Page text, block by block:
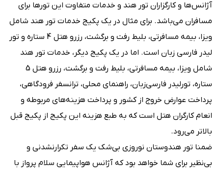
آژانس‌‌ها و کارگزاران تور هند و خدمات متفاوت این تورها برای
مسافران می‌باشد. برای مثال در یک پکیج خدمات تور هند شامل
ویزا، بیمه‌ مسافرتی، بلیط رفت و برگشت، رزرو هتل 4 ستاره و تور
لیدر فارسی زبان است. اما در یک پکیج دیگر، خدمات تور هند
شامل ویزا، بیمه‌ مسافرتی، بلیط رفت و برگشت، رزرو هتل 5
ستاره، تورلیدر فارسی‌زبان، راهنمای محلی، ترانسفر فرودگاهی،
پرداخت عوارض خروج از کشور و پرداخت هزینه‌‌های مربوطه و
انعام کارگران هتل است که به طبع هزینه‌ این پکیج از پکیج قبل
بالاتر می‌رود.
ضمنا تور هندوستان نوروزی بی‌شک یک سفر تکرارنشدنی و
بی‌نظیر برای شما خواهد بود که آژانس هواپیمایی سلام پرواز با